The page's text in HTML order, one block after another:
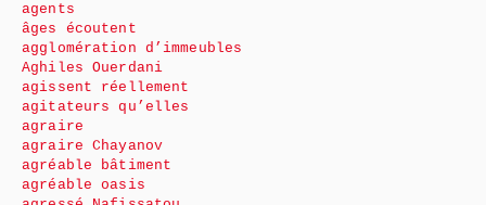
agents
âges écoutent
agglomération d’immeubles
Aghiles Ouerdani
agissent réellement
agitateurs qu’elles
agraire
agraire Chayanov
agréable bâtiment
agréable oasis